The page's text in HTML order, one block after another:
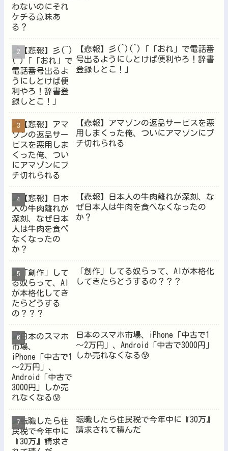
【悲報】彡(^)(^)「「おれ」で電話番
号出るようにしとけば便利やろ！辞書
登録しとこ！」
【悲報】アマゾンの返品サービスを悪
用しまくった俺、ついにアマゾンにブ
チ切れられる
【悲報】日本人の牛肉離れが深刻、な
ぜ日本人は牛肉を食べなくなったの
か？
「創作」してる奴らって、AIが本格化
してきたらどうするの？？？
日本のスマホ市場、iPhone「中古で1
～2万円」、Android「中古で3000円」
しか売れなくなる😰
転職したら住民税で今年中に『30万』
請求されて積んだ